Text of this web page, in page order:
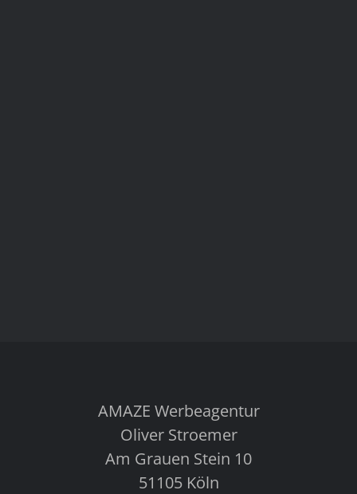
AMAZE Werbeagentur
Oliver Stroemer
Am Grauen Stein 10
51105 Köln